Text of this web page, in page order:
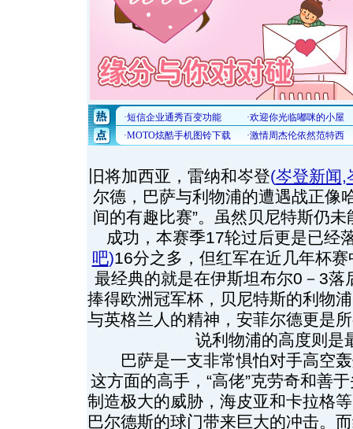
旧将加西亚，雷纳和岑登(岑登新闻,
尔德，巴萨与利物浦的遭遇战正像
间的有趣比赛”。虽然贝尼特斯仍
成功，本赛季17轮过后更是已经
吧)16分之多，但红军在近几年杯
最经典的就是在伊斯坦布尔0－3落
捧得欧洲冠军杯，贝尼特斯的利物
与英格兰人的精神，安菲尔德更是
说利物浦的高度则是
巴萨是一支非常惧怕对手高空轰
这方面的高手，“高佬”克劳奇和善
制造极大的威胁，海皮亚和卡拉格
巴尔德斯的球门带来巨大的冲击。